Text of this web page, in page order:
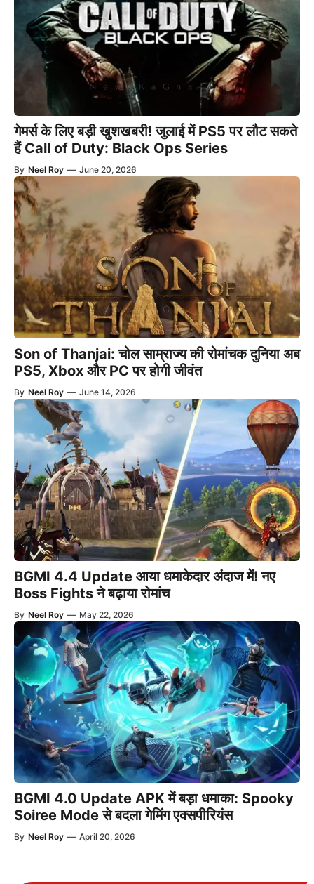
गेमर्स के लिए बड़ी खुशखबरी! जुलाई में PS5 पर लौट सकते
हैं Call of Duty: Black Ops Series
By Neel Roy — June 20, 2026
Son of Thanjai: चोल साम्राज्य की रोमांचक दुनिया अब
PS5, Xbox और PC पर होगी जीवंत
By Neel Roy — June 14, 2026
BGMI 4.4 Update आया धमाकेदार अंदाज में! नए
Boss Fights ने बढ़ाया रोमांच
By Neel Roy — May 22, 2026
BGMI 4.0 Update APK में बड़ा धमाका: Spooky
Soiree Mode से बदला गेमिंग एक्सपीरियंस
By Neel Roy — April 20, 2026